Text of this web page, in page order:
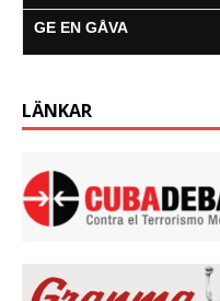
GE EN GÅVA
LÄNKAR